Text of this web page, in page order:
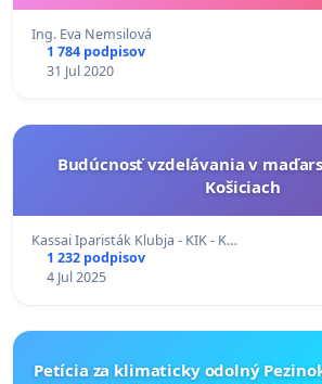
Ing. Eva Nemsilová
1 784 podpisov
31 Jul 2020
Budúcnosť vzdelávania v
Košiciach
Kassai Iparisták Klubja - KIK - K…
1 232 podpisov
4 Jul 2025
Petícia za klimaticky odolný